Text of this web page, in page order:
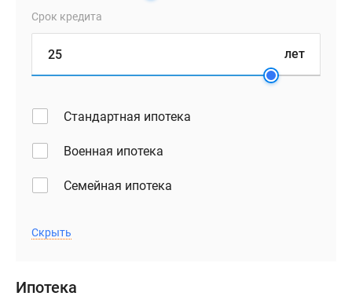
Срок кредита
лет
Стандартная ипотека
Военная ипотека
Семейная ипотека
Скрыть
Ипотека